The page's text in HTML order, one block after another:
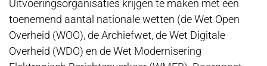
Uitvoeringsorganisaties krijgen te maken met een
toenemend aantal nationale wetten (de Wet Open
Overheid (WOO), de Archiefwet, de Wet Digitale
Overheid (WDO) en de Wet Modernisering